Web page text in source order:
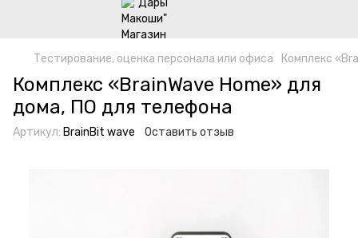
Тестирование, оценка персонала или офиса Комплекс
Комплекс «BrainWave Home» для
дома, ПО для телефона
Артикул: BrainBit wave Оставить отзыв